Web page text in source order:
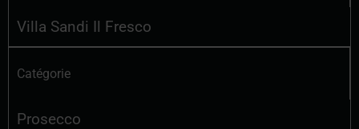
Villa Sandi Il Fresco
Catégorie
Prosecco